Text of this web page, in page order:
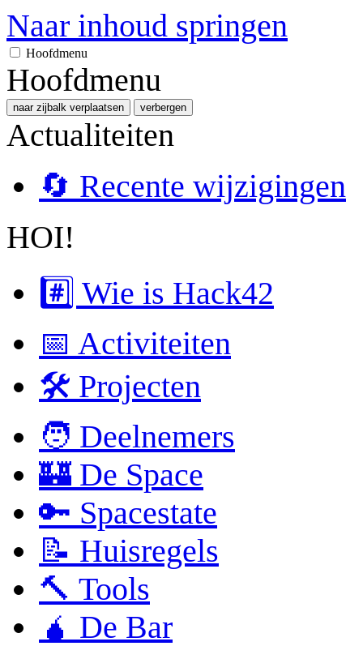
Naar inhoud springen
Hoofdmenu
Hoofdmenu
naar zijbalk verplaatsen verbergen
Actualiteiten
🔄 Recente wijzigingen
HOI!
#️⃣ Wie is Hack42
📅 Activiteiten
🛠 Projecten
🧑 Deelnemers
🏰 De Space
🔑 Spacestate
📝 Huisregels
🔨 Tools
🧉 De Bar